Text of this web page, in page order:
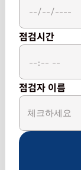
점검시간
점검자 이름